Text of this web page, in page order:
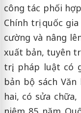
công tác phối
Chính trị quốc
cường và nâng
xuất bản, tuyên
trị, pháp luật có
bản bộ sách
hai, có sửa